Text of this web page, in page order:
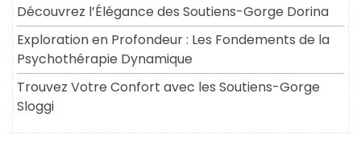
Découvrez l’Élégance des Soutiens-Gorge Dorina
Exploration en Profondeur : Les Fondements de la
Psychothérapie Dynamique
Trouvez Votre Confort avec les Soutiens-Gorge
Sloggi